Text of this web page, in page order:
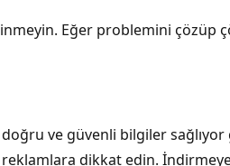
Eğer problemini
ve güvenli bilgiler
reklamlara dikkat edin.